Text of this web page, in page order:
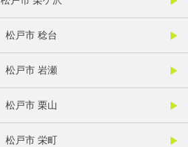
松戸市 稔台
松戸市 岩瀬
松戸市 栗山
松戸市 栄町